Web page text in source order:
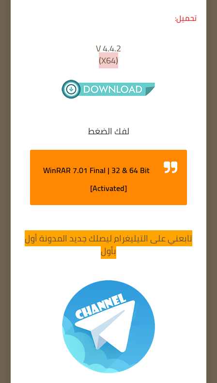
تحميل:
V 4.4.2
(X64)
لفك الضغط
WinRAR 7.01 Final | 32 & 64 Bit
[Activated]
تابعني على التيليغرام ليصلك جديد المدونة أول
بأول